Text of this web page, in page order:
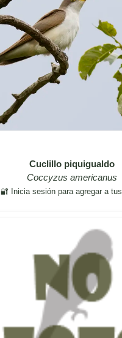
Cuclillo piquigualdo
Coccyzus americanus
🔐 Inicia sesión para agregar a